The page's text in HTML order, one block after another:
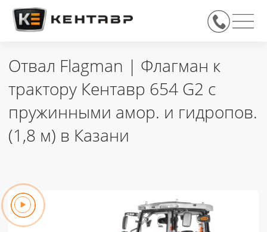
Отвал Flagman | Флагман к
трактору Кентавр 654 G2 с
пружинными амор. и гидропов.
(1,8 м) в Казани